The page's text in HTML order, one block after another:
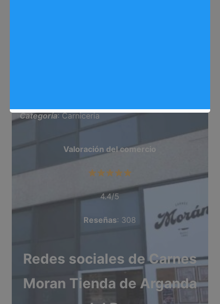
Categoría: Carniceria
Valoración del comercio
4.4/5
Reseñas: 308
Redes sociales de Carnes
Moran Tienda de Arganda